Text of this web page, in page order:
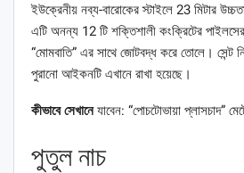
ইউক্রেনীয় নব্য-বারোকের স্টাইলে 23 মিটার
এটি অনন্য 12 টি শক্তিশালী কংক্রিটের
“মোমবাতি” এর সাথে জোটবদ্ধ করে তোলে। সেন্ট
পুরানো আইকনটি এখানে রাখা হয়েছে।
কীভাবে সেখানেযাবেন: “পোচটোভায়া প্লাসচাদ”
পুতুল নাচ